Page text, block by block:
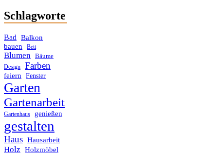
Schlagworte
Bad
Balkon
bauen
Bett
Blumen Bäume
Design Farben
feiern Fenster
Garten
Gartenarbeit
Gartenhaus genießen
gestalten
Haus Hausarbeit
Holz Holzmöbel